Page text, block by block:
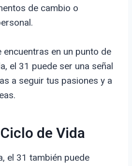
de cambio o
encuentras en un punto de
el 31 puede ser una señal
a seguir tus pasiones y a
de Vida
el 31 también puede